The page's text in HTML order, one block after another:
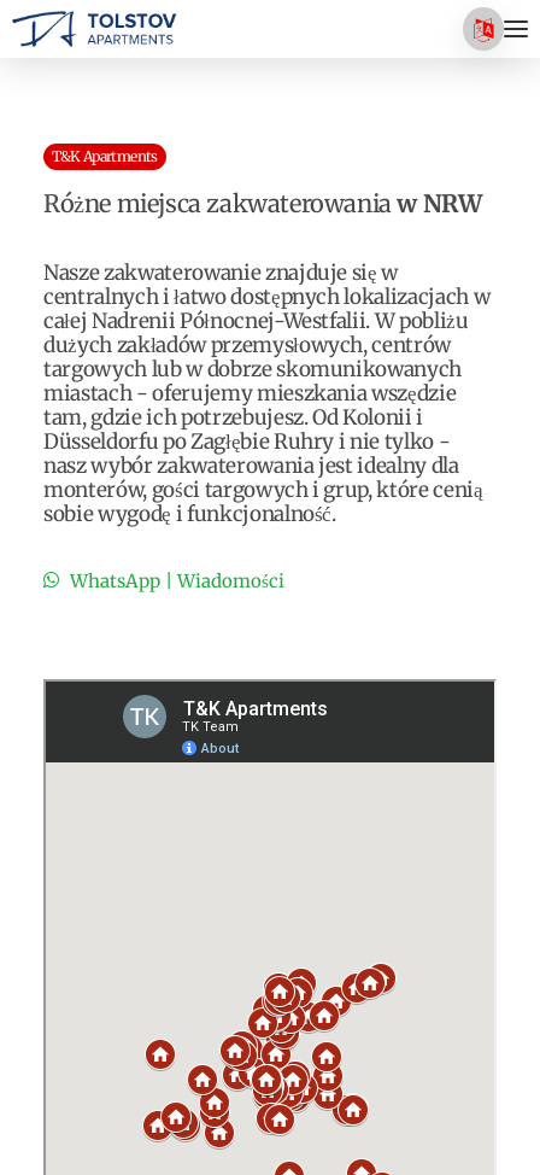
T&K Apartments
Różne miejsca zakwaterowaniaw NRW
Nasze zakwaterowanie znajduje się w
centralnych i łatwo dostępnych lokalizacjach w
całej Nadrenii Północnej-Westfalii. W pobliżu
dużych zakładów przemysłowych, centrów
targowych lub w dobrze skomunikowanych
miastach - oferujemy mieszkania wszędzie
tam, gdzie ich potrzebujesz. Od Kolonii i
Düsseldorfu po Zagłębie Ruhry i nie tylko -
nasz wybór zakwaterowania jest idealny dla
monterów, gości targowych i grup, które cenią
sobie wygodę i funkcjonalność.
WhatsApp | Wiadomości